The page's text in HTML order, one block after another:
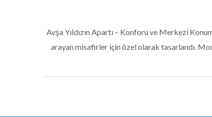
Avşa Yıldızın Apartı – Konforu ve Merkezi
arayan misafirler için özel olarak tasarlandı.